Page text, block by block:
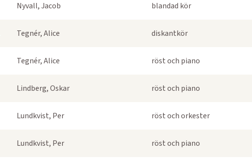
Nyvall, Jacob blandad kör
Tegnér, Alice diskantkör
Tegnér, Alice röst och piano
Lindberg, Oskar röst och piano
Lundkvist, Per röst och orkester
Lundkvist, Per röst och piano